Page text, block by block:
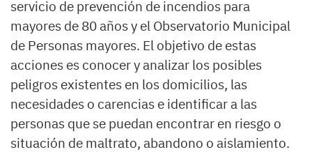
servicio de prevención de incendios para
mayores de 80 años y el Observatorio Municipal
de Personas mayores. El objetivo de estas
acciones es conocer y analizar los posibles
peligros existentes en los domicilios, las
necesidades o carencias e identificar a las
personas que se puedan encontrar en riesgo o
situación de maltrato, abandono o aislamiento.